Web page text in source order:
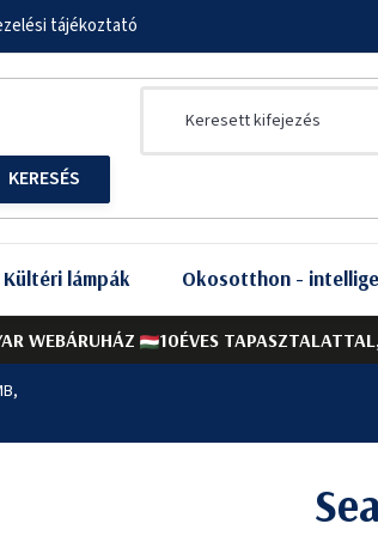
WEBÁRUHÁZ 10ÉVES
tájékoztató
Kültéri lámpák Okosotthon -